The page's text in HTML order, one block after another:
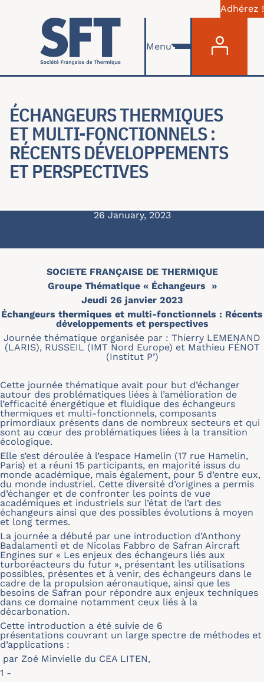
Skip to main content
Adhérez !
Menu
ÉCHANGEURS THERMIQUES
ET MULTI-FONCTIONNELS :
RÉCENTS DÉVELOPPEMENTS
ET PERSPECTIVES
26 January, 2023
SOCIETE FRANÇAISE DE THERMIQUE
Groupe Thématique « Échangeurs »
Jeudi 26 janvier 2023
Échangeurs thermiques et multi-fonctionnels : Récents
développements et perspectives
Journée thématique organisée par : Thierry LEMENAND
(LARIS), RUSSEIL (IMT Nord Europe) et Mathieu FÉNOT
(Institut P’)
Cette journée thématique avait pour but d’échanger
autour des problématiques liées à l’amélioration de
l’efficacité énergétique et fluidique des échangeurs
thermiques et multi-fonctionnels, composants
primordiaux présents dans de nombreux secteurs et qui
sont au cœur des problématiques liées à la transition
écologique.
Elle s’est déroulée à l’espace Hamelin (17 rue Hamelin,
Paris) et a réuni 15 participants, en majorité issus du
monde académique, mais également, pour 5 d’entre eux,
du monde industriel. Cette diversité d’origines a permis
d’échanger et de confronter les points de vue
académiques et industriels sur l’état de l’art des
échangeurs ainsi que des possibles évolutions à moyen
et long termes.
La journée a débuté par une introduction d’Anthony
Badalamenti et de Nicolas Fabbro de Safran Aircraft
Engines sur « Les enjeux des échangeurs liés aux
turboréacteurs du futur », présentant les utilisations
possibles, présentes et à venir, des échangeurs dans le
cadre de la propulsion aéronautique, ainsi que les
besoins de Safran pour répondre aux enjeux techniques
dans ce domaine notamment ceux liés à la
décarbonation.
Cette introduction a été suivie de 6
présentations couvrant un large spectre de méthodes et
d’applications :
par Zoé Minvielle du CEA LITEN,
1 -